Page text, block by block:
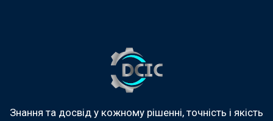
Знання та досвід у кожному рішенні, точність і якість